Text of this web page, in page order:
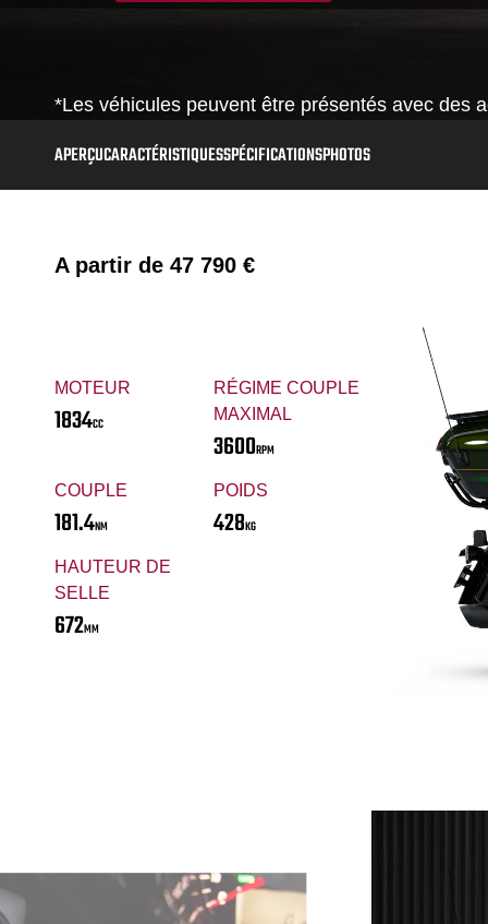
*Les véhicules peuvent être présentés avec des
APERÇUCARACTÉRISTIQUESSPÉCIFICATIONSPHOTOS
A partir de 47 790 €
MOTEUR
1834CC
RÉGIME COUPLE
MAXIMAL
3600RPM
COUPLE
181.4NM
POIDS
428KG
HAUTEUR DE
SELLE
672MM